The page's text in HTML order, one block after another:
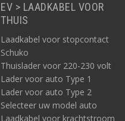
EV > LAADKABEL VOOR
THUIS
Laadkabel voor stopcontact
Schuko
Thuislader voor 220-230 volt
Lader voor auto Type 1
Lader voor auto Type 2
Selecteer uw model auto
Laadkabel voor krachtstroom